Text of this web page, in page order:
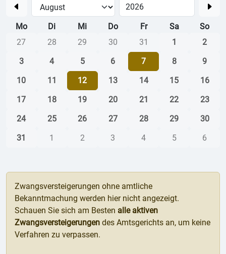
Zwangsversteigerungen ohne amtliche
Bekanntmachung werden hier nicht angezeigt.
Schauen Sie sich am Besten alle aktiven
Zwangsversteigerungen des Amtsgerichts an, um keine
Verfahren zu verpassen.
Mo Di Mi Do Fr Sa
So
27
28 29 30 31 1
2
3
4 5 6 7 8
9
10
11 12 13 14 15
16
17
18 19 20 21 22
23
24
25 26 27 28 29
30
31
1 2 3 4 5 6